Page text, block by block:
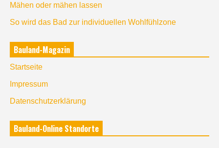
Mähen oder mähen lassen
So wird das Bad zur individuellen Wohlfühlzone
Bauland-Magazin
Startseite
Impressum
Datenschutzerklärung
Bauland-Online Standorte